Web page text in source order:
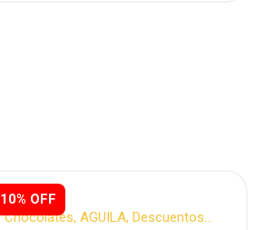
10% OFF
Chocolates, AGUILA, Descuentos